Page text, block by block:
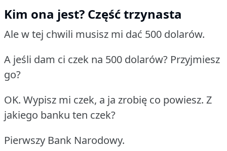
Kim ona jest? Część trzynasta
Ale w tej chwili musisz mi dać 500 dolarów.
A jeśli dam ci czek na 500 dolarów? Przyjmiesz
go?
OK. Wypisz mi czek, a ja zrobię co powiesz. Z
jakiego banku ten czek?
Pierwszy Bank Narodowy.